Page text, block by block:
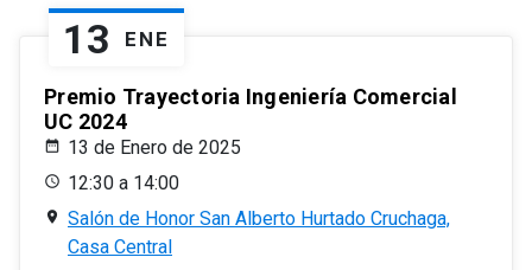
13 ENE
Premio Trayectoria Ingeniería Comercial
UC 2024
13 de Enero de 2025
12:30 a 14:00
Salón de Honor San Alberto Hurtado Cruchaga,
Casa Central